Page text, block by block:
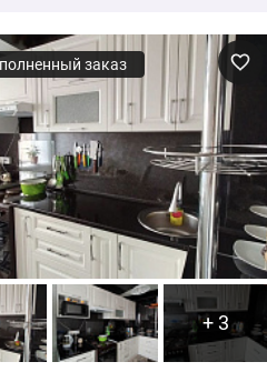
заказ
+ 3